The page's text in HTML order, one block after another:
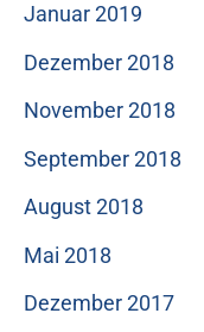
Januar 2019
Dezember 2018
November 2018
September 2018
August 2018
Mai 2018
Dezember 2017